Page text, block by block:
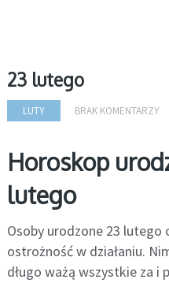
23 lutego
LUTY BRAK KOMENTARZY
Horoskop
lutego
Osoby urodzone 23 lutego
ostrożność w działaniu.
długo ważą wszystkie za i